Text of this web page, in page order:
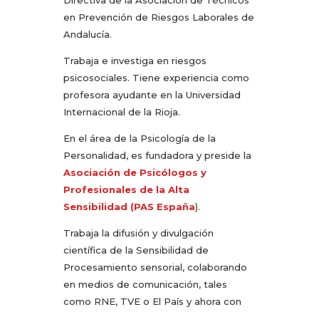
en Prevención de Riesgos Laborales de
Andalucía.
Trabaja e investiga en riesgos
psicosociales. Tiene experiencia como
profesora ayudante en la Universidad
Internacional de la Rioja.
En el área de la Psicología de la
Personalidad, es fundadora y preside la
Asociación de Psicólogos y
Profesionales de la Alta
Sensibilidad (PAS España).
Trabaja la difusión y divulgación
científica de la Sensibilidad de
Procesamiento sensorial, colaborando
en medios de comunicación, tales
como RNE, TVE o El País y ahora con